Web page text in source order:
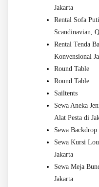
Jakarta
Rental Sofa
Scandinavian,
Rental Tenda
Konvensional
Round Table
Round Table
Sailtents
Sewa Aneka
Alat Pesta di
Sewa
Sewa Kursi
Jakarta
Sewa Meja
Jakarta